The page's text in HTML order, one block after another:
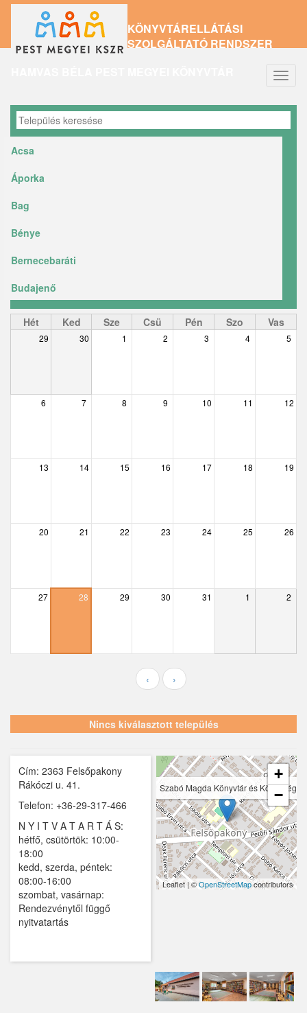
tartalomra
KÖNYVTÁRELLÁTÁSI
SZOLGÁLTATÓ RENDSZER
Acsa
Áporka
Bag
Bénye
Bernecebaráti
Budajenő
Ceglédbercel
Csemő
Csobánka
Délegyháza
Dunabogdány
Galgamácsa
Hernád
Hévízgyörk
Iklad
Ipolydamásd
Ipolytölgyes
Káva
Hét Ked Sze Csü Pén Szo Vas
29 30 1 2 3 4 5
6 7 8 9 10 11 12
13 14 15 16 17 18 19
20 21 22 23 24 25 26
27 28 29 30 31 1 2
‹ ›
Nincs kiválasztott település
Cím: 2363 Felsőpakony
Rákóczi u. 41.
Telefon: +36-29-317-466
N Y I T V A T A R T Á S:
hétfő, csütörtök: 10:00-
18:00
kedd, szerda, péntek:
08:00-16:00
szombat, vasárnap:
Rendezvénytől függő
nyitvatartás
Szabó Magda Könyvtár és Közösségi
+
−
Leaflet | ©OpenStreetMapcontributors